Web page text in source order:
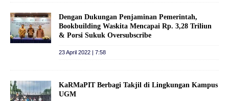
Dengan Dukungan Penjaminan Pemerintah,
Bookbuilding Waskita Mencapai Rp. 3,28 Triliun
& Porsi Sukuk Oversubscribe
23 April 2022 | 7:58
KaRMaPIT Berbagi Takjil di Lingkungan Kampus
UGM